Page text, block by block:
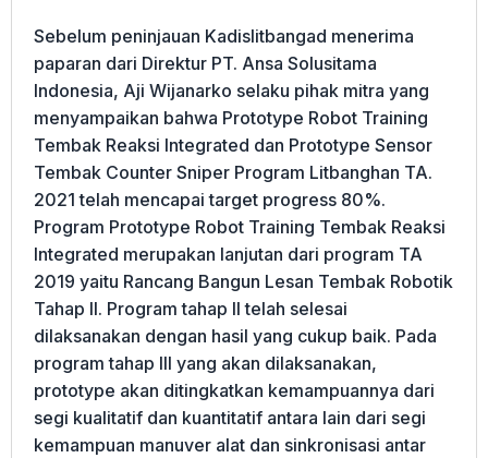
Sebelum peninjauan Kadislitbangad menerima
paparan dari Direktur PT. Ansa Solusitama
Indonesia, Aji Wijanarko selaku pihak mitra yang
menyampaikan bahwa Prototype Robot Training
Tembak Reaksi Integrated dan Prototype Sensor
Tembak Counter Sniper Program Litbanghan TA.
2021 telah mencapai target progress 80%.
Program Prototype Robot Training Tembak Reaksi
Integrated merupakan lanjutan dari program TA
2019 yaitu Rancang Bangun Lesan Tembak Robotik
Tahap II. Program tahap II telah selesai
dilaksanakan dengan hasil yang cukup baik. Pada
program tahap III yang akan dilaksanakan,
prototype akan ditingkatkan kemampuannya dari
segi kualitatif dan kuantitatif antara lain dari segi
kemampuan manuver alat dan sinkronisasi antar